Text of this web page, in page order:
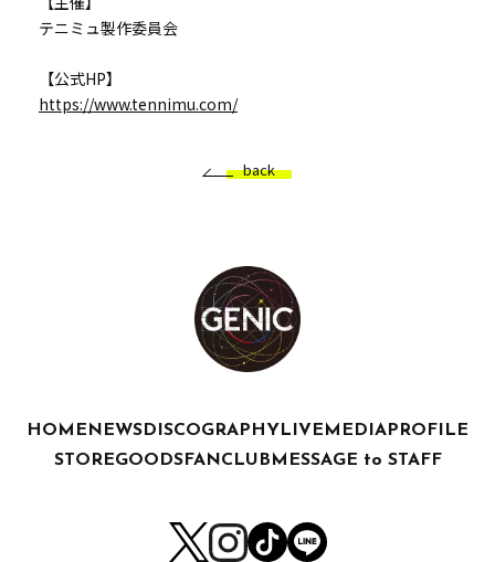
テニミュ製作委員会
【公式HP】
https://www.tennimu.com/
back
HOME NEWS DISCOGRAPHY LIVE MEDIA PROFILE
STOREGOODSFANCLUB MESSAGE to STAFF